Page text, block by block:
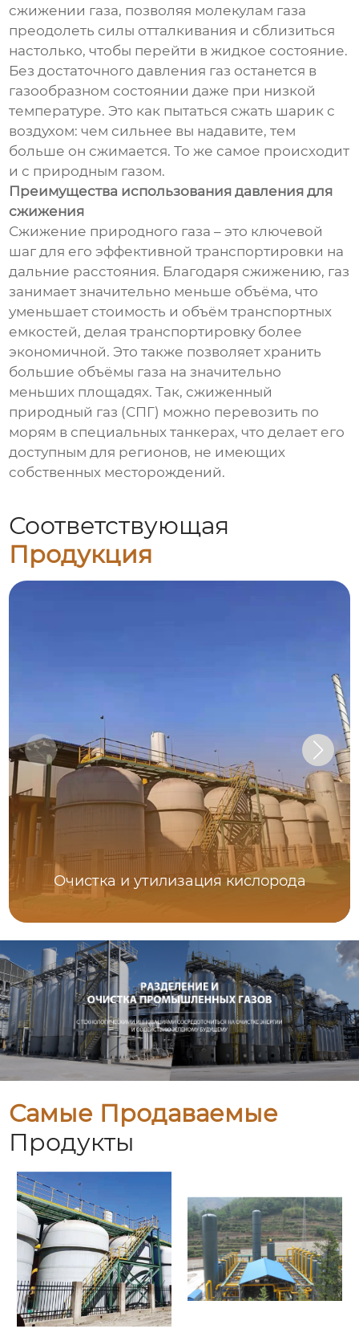
сжижении газа, позволяя молекулам газа
преодолеть силы отталкивания и сблизиться
настолько, чтобы перейти в жидкое состояние.
Без достаточного давления газ останется в
газообразном состоянии даже при низкой
температуре. Это как пытаться сжать шарик с
воздухом: чем сильнее вы надавите, тем
больше он сжимается. То же самое происходит
и с природным газом.
Преимущества использования давления для
сжижения
Сжижение природного газа – это ключевой
шаг для его эффективной транспортировки на
дальние расстояния. Благодаря сжижению, газ
занимает значительно меньше объёма, что
уменьшает стоимость и объём транспортных
емкостей, делая транспортировку более
экономичной. Это также позволяет хранить
большие объёмы газа на значительно
меньших площадях. Так, сжиженный
природный газ (СПГ) можно перевозить по
морям в специальных танкерах, что делает его
доступным для регионов, не имеющих
собственных месторождений.
Соответствующая
Продукция
Очистка и утилизация кислорода
Самые Продаваемые
Продукты